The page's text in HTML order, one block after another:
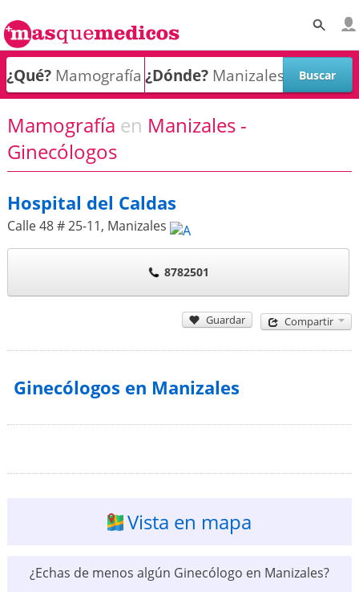
¿Qué? ¿Dónde?
Mamografía en Manizales -
Ginecólogos
Hospital del Caldas
Calle 48 # 25-11, Manizales
8782501
Guardar Compartir
Ginecólogos en Manizales
Vista en mapa
¿Echas de menos algún Ginecólogo en Manizales?